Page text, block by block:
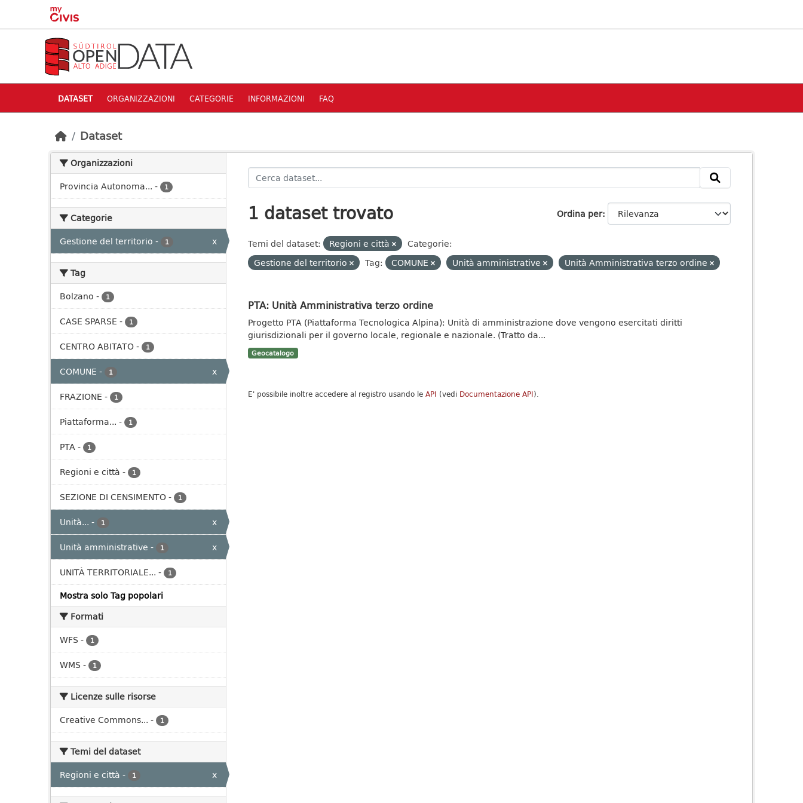
Skip to main content
DATASET ORGANIZZAZIONI CATEGORIE INFORMAZIONI FAQ
Dataset
Organizzazioni
Provincia Autonoma... - 1
Categorie
Gestione del territorio - 1 x
Tag
Bolzano - 1
CASE SPARSE - 1
CENTRO ABITATO- 1
COMUNE - 1
x
FRAZIONE - 1
Piattaforma... - 1
PTA- 1
Regioni e città - 1
SEZIONE DI CENSIMENTO- 1
Unità... - 1
x
Unità amministrative - 1
x
UNITÀ TERRITORIALE... - 1
Mostra solo Tag popolari
Formati
WFS - 1
WMS - 1
Licenze sulle risorse
Creative Commons... - 1
Temi del dataset
Regioni e città - 1 x
Ordina per
1 dataset trovato
Temi del dataset: Regioni e città
Categorie:
Gestione del territorio
Tag: COMUNE Unità amministrative Unità Amministrativa terzo ordine
PTA: Unità Amministrativa terzo ordine
Progetto PTA (Piattaforma Tecnologica Alpina): Unità di amministrazione dove vengono esercitati diritti
giurisdizionali per il governo locale, regionale e nazionale. (Tratto da...
Geocatalogo
E' possibile inoltre accedere al registro usando le API (vedi Documentazione API).